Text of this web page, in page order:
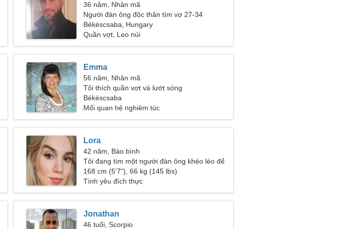
36 năm, Nhân mã
Người đàn ông độc thân tìm vợ 27-34
Békéscsaba, Hungary
Quần vợt, Leo núi
Emma
56 năm, Nhân mã
Tôi thích quần vợt và lướt sóng
Békéscsaba
Mối quan hệ nghiêm túc
Lora
42 năm, Bảo bình
Tôi đang tìm một người đàn ông khéo léo để
cắm trại
168 cm (5'7"), 66 kg (145 lbs)
Tình yêu đích thực
Jonathan
46 tuổi, Scorpio